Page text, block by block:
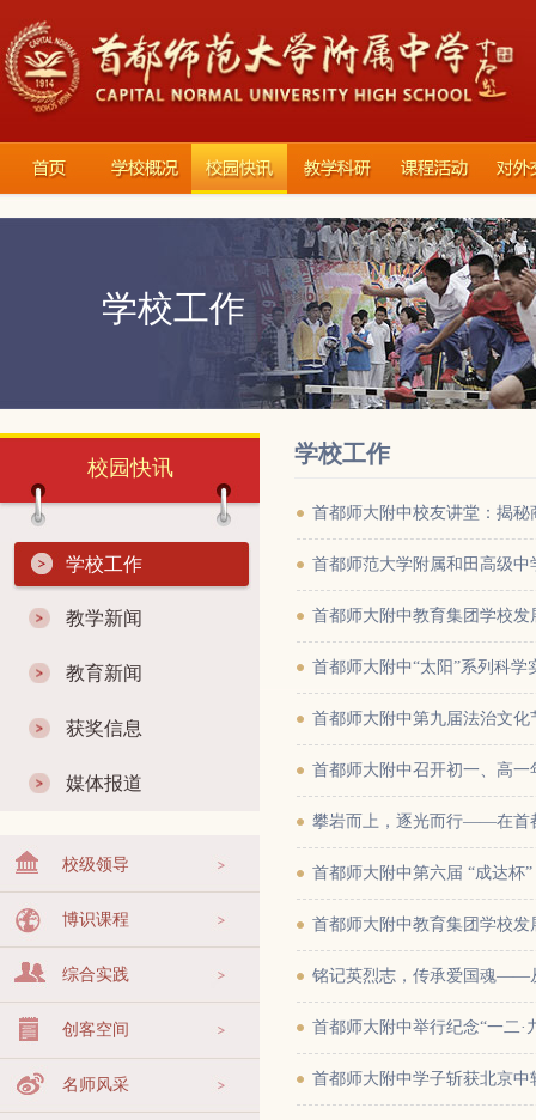
学校工作
校园快讯
学校工作
教学新闻
教育新闻
获奖信息
媒体报道
校级领导
博识课程
综合实践
创客空间
名师风采
学校工作
首都师大附中校友讲堂：揭
首都师范大学附属和田高级
首都师大附中教育集团学校
首都师大附中“太阳”系列科学
首都师大附中第九届法治文化
首都师大附中召开初一、高
攀岩而上，逐光而行——在首
首都师大附中第六届 “成达杯
首都师大附中教育集团学校
铭记英烈志，传承爱国魂——
首都师大附中举行纪念“一二
首都师大附中学子斩获北京中